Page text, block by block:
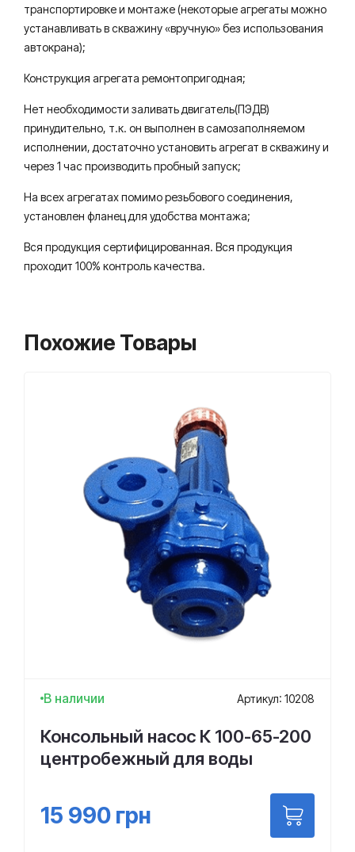
транспортировке и монтаже (некоторые агрегаты можно
устанавливать в скважину «вручную» без использования
автокрана);
Конструкция агрегата ремонтопригодная;
Нет необходимости заливать двигатель(ПЭДВ)
принудительно, т.к. он выполнен в самозаполняемом
исполнении, достаточно установить агрегат в скважину и
через 1 час производить пробный запуск;
На всех агрегатах помимо резьбового соединения,
установлен фланец для удобства монтажа;
Вся продукция сертифицированная. Вся продукция
проходит 100% контроль качества.
Похожие Товары
В наличии Артикул: 10208
Консольный насос К 100-65-200
центробежный для воды
15 990 грн